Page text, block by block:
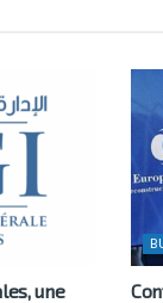
une